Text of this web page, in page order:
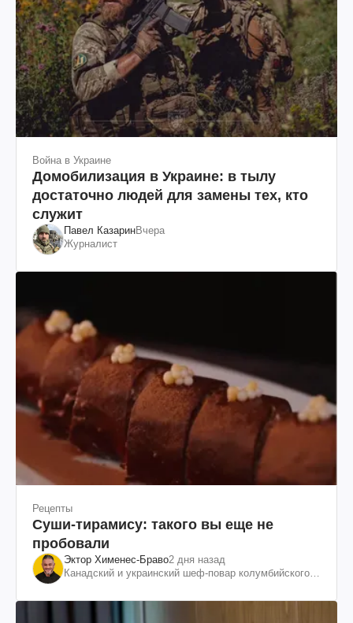
Война в Украине
Домобилизация в Украине: в тылу
достаточно людей для замены тех, кто
служит
Павел КазаринВчера
Журналист
Рецепты
Суши-тирамису: такого вы еще не
пробовали
Эктор Хименес-Браво2 дня назад
Канадский и украинский шеф-повар колумбийского